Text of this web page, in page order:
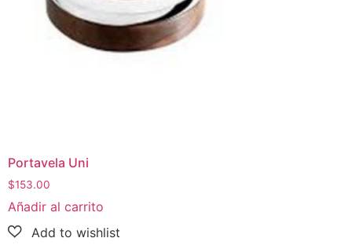
Portavela Uni
$153.00
Añadir al carrito